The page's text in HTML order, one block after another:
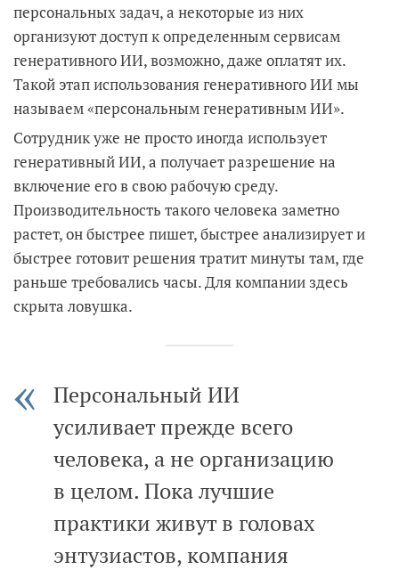
персональных задач, а некоторые из них
организуют доступ к определенным сервисам
генеративного ИИ, возможно, даже оплатят их.
Такой этап использования генеративного ИИ мы
называем «персональным генеративным ИИ».
Сотрудник уже не просто иногда использует
генеративный ИИ, а получает разрешение на
включение его в свою рабочую среду.
Производительность такого человека заметно
растет, он быстрее пишет, быстрее анализирует и
быстрее готовит решения тратит минуты там, где
раньше требовались часы. Для компании здесь
скрыта ловушка.
Персональный ИИ
усиливает прежде всего
человека, а не организацию
в целом. Пока лучшие
практики живут в головах
энтузиастов, компания